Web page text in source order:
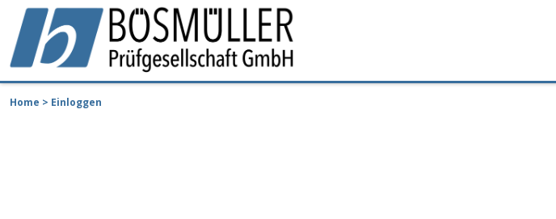
Home > Einloggen